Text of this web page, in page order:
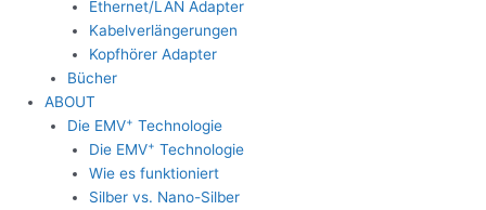
Ethernet/LAN Adapter
Kabelverlängerungen
Kopfhörer Adapter
Bücher
ABOUT
Die EMV+ Technologie
Die EMV+ Technologie
Wie es funktioniert
Silber vs. Nano-Silber